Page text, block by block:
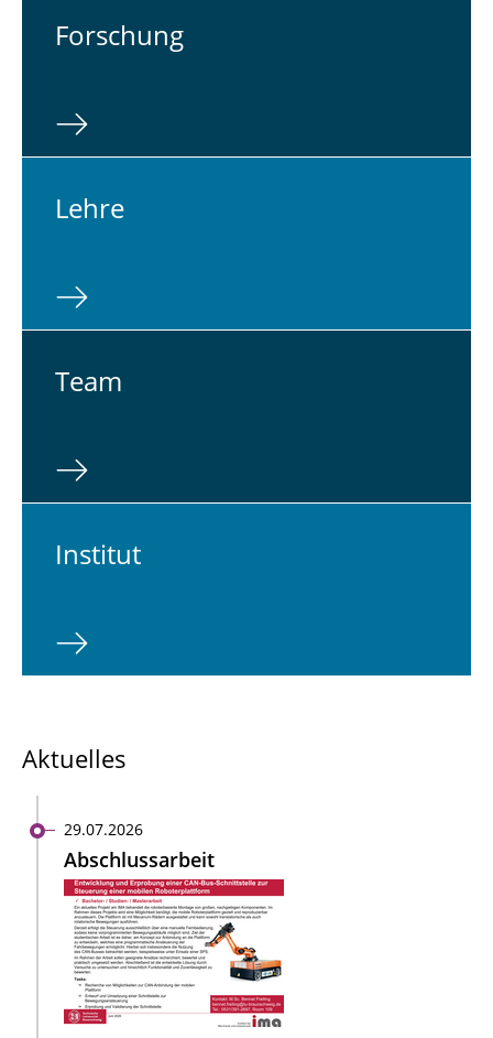
For­schung
Lehre
Team
In­sti­tut
Aktuelles
29.07.2026
Abschlussarbeit